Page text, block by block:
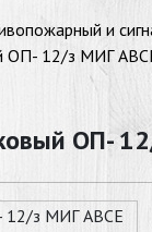
и
ОП- 12/з МИГ
ОП-